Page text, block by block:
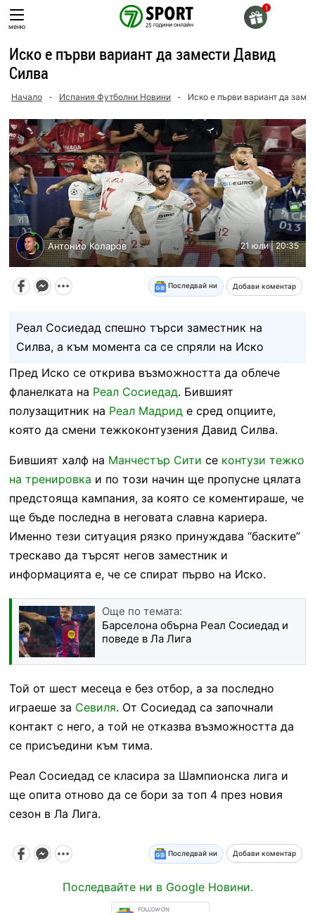
Skip
toменю
Иско е първи вариант да замести Давид
Силва
Начало - Испания Футболни Новини - Иско е първи вариант да
Антонио Коларов 21 юли | 20:35
Последвай ни Добави коментар
Реал Сосиедад спешно търси заместник на
Силва, а към момента са се спряли на Иско
Пред Иско се открива възможността да облече
фланелката на Реал Сосиедад. Бившият
полузащитник на Реал Мадриде сред опциите,
която да смени тежкоконтузения Давид Силва.
Бившият халф на Манчестър Сити се контузи тежко
на тренировка и по този начин ще пропусне цялата
предстояща кампания, за която се коментираше, че
ще бъде последна в неговата славна кариера.
Именно тези ситуация рязко принуждава “баските”
трескаво да търсят негов заместник и
информацията е, че се спират първо на Иско.
Още по темата:
Барселона обърна Реал Сосиедад и
поведе в Ла Лига
Той от шест месеца е без отбор, а за последно
играеше за Севиля. От Сосиедад са започнали
контакт с него, а той не отказва възможността да
се присъедини към тима.
Реал Сосиедад се класира за Шампионска лига и
ще опита отново да се бори за топ 4 през новия
сезон в Ла Лига.
Последвай ни Добави коментар
Последвайте ни в Google Новини.